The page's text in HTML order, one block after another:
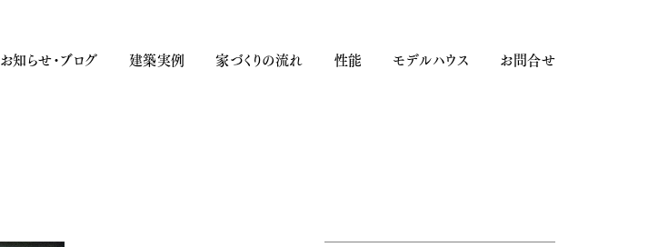
お知らせ・ブログ 建築実例 家づくりの流れ 性能 モデルハウス お問合せ